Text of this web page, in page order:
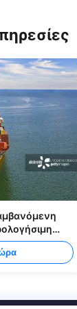
τύπους